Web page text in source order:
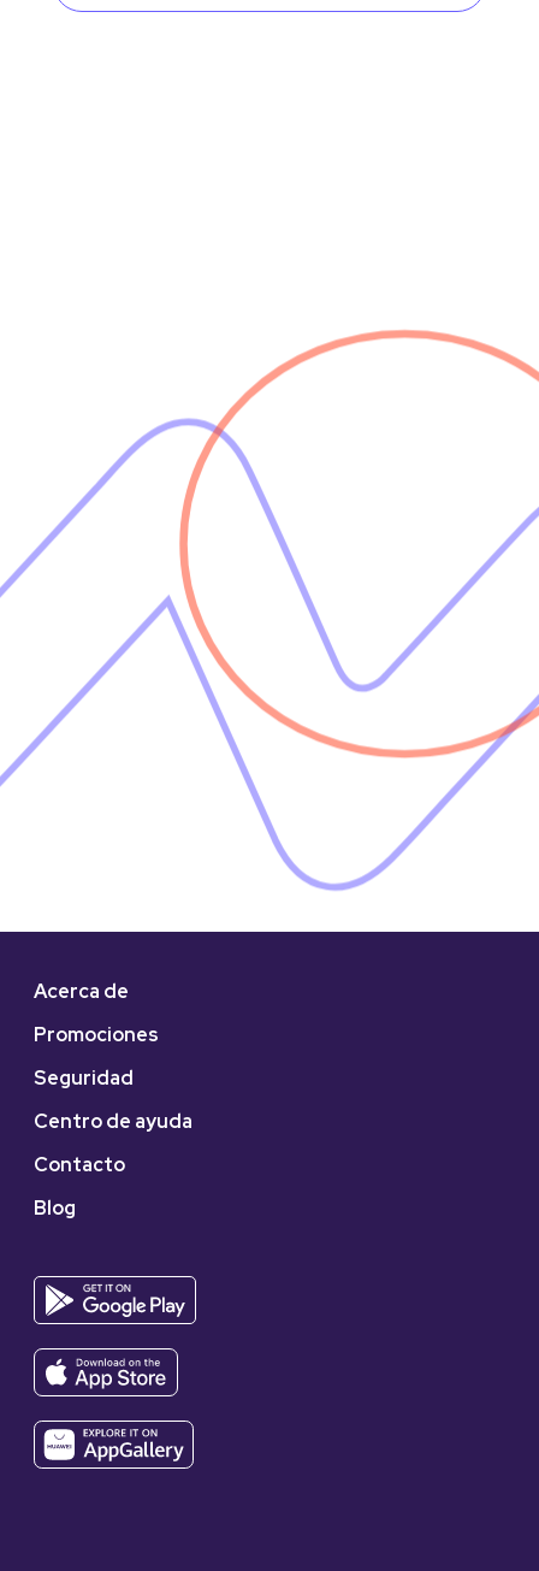
Acerca de
Promociones
Seguridad
Centro de ayuda
Contacto
Blog